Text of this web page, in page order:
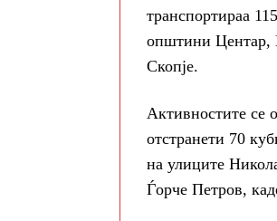
транспортираа
општини Центар,
Скопје.
Активностите се
отстранети 70
на улиците
Ѓорче Петров,